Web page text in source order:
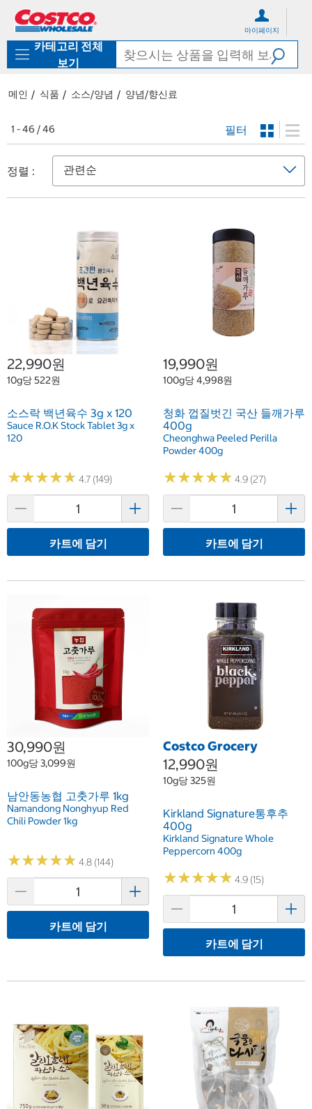
로
기
가
마이페이지
카테고리 전체
보기
메인 식품 소스/양념 양념/향신료
1 - 46 / 46 필터
정렬 :
22,990원
10g당 522원
소스락 백년육수 3g x 120
Sauce R.O.K Stock Tablet 3g x
120
★★★★★
★★★★★ 4.7 (149)
카트에 담기
19,990원
100g당 4,998원
청화 껍질벗긴 국산 들깨가루
400g
Cheonghwa Peeled Perilla
Powder 400g
★★★★★
★★★★★ 4.9 (27)
카트에 담기
30,990원
100g당 3,099원
남안동농협 고춧가루 1kg
Namandong Nonghyup Red
Chili Powder 1kg
★★★★★
★★★★★ 4.8 (144)
카트에 담기
Costco Grocery
12,990원
10g당 325원
Kirkland Signature통후추
400g
Kirkland Signature Whole
Peppercorn 400g
★★★★★
★★★★★ 4.9 (15)
카트에 담기